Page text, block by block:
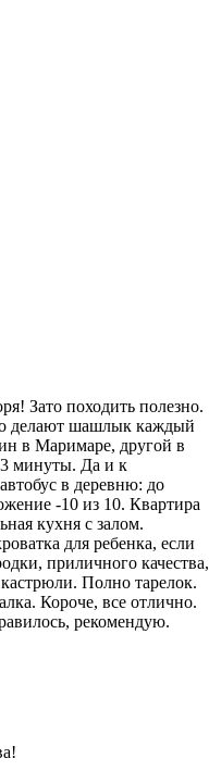
Зато походить полезно.
делают шашлык каждый
в Маримаре, другой в
минуты. Да и к
в деревню: до
-10 из 10. Квартира
кухня с залом.
для ребенка, если
приличного качества,
Полно тарелок.
Короче, все отлично.
рекомендую.